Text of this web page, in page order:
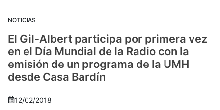
NOTICIAS
El Gil-Albert participa por primera vez
en el Día Mundial de la Radio con la
emisión de un programa de la UMH
desde Casa Bardín
12/02/2018